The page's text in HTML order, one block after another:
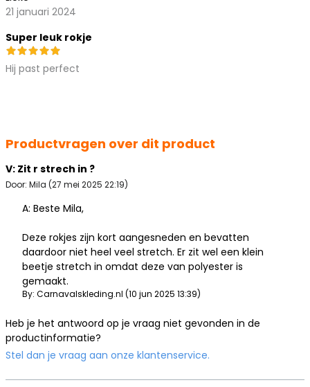
21 januari 2024
Super leuk rokje
Hij past perfect
Productvragen over dit product
V: Zit r strech in ?
Door: Mila (27 mei 2025 22:19)
A: Beste Mila,
Deze rokjes zijn kort aangesneden en bevatten
daardoor niet heel veel stretch. Er zit wel een klein
beetje stretch in omdat deze van polyester is
gemaakt.
By: Carnavalskleding.nl (10 jun 2025 13:39)
Heb je het antwoord op je vraag niet gevonden in de
productinformatie?
Stel dan je vraag aan onze klantenservice.